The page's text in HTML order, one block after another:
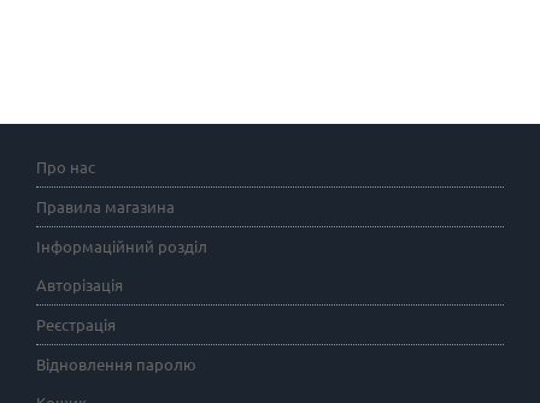
Про нас
Правила магазина
Інформаційний розділ
Авторізація
Реєстрація
Відновлення паролю